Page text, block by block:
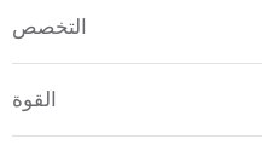
التخصص
القوة